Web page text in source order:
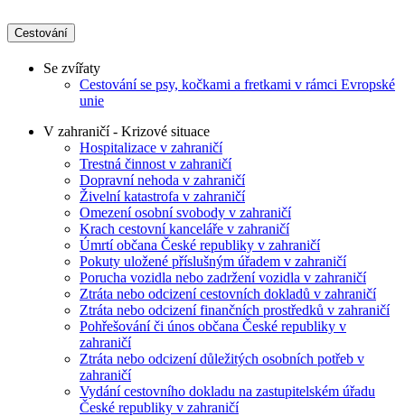
Cestování
Se zvířaty
Cestování se psy, kočkami a fretkami v rámci Evropské
unie
V zahraničí - Krizové situace
Hospitalizace v zahraničí
Trestná činnost v zahraničí
Dopravní nehoda v zahraničí
Živelní katastrofa v zahraničí
Omezení osobní svobody v zahraničí
Krach cestovní kanceláře v zahraničí
Úmrtí občana České republiky v zahraničí
Pokuty uložené příslušným úřadem v zahraničí
Porucha vozidla nebo zadržení vozidla v zahraničí
Ztráta nebo odcizení cestovních dokladů v zahraničí
Ztráta nebo odcizení finančních prostředků v zahraničí
Pohřešování či únos občana České republiky v
zahraničí
Ztráta nebo odcizení důležitých osobních potřeb v
zahraničí
Vydání cestovního dokladu na zastupitelském úřadu
České republiky v zahraničí